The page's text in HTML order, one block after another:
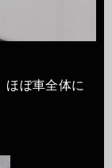
ほぼ車全体に